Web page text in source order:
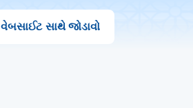
વેબસાઈટ સાથે જોડાવો